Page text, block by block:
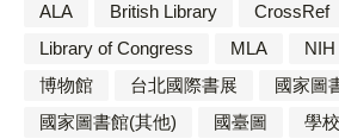
ALA British Library CrossRef
Library of Congress
MLA NIH
博物館
台北國際書展
國家圖
國家圖書館(其他)
國臺圖
學